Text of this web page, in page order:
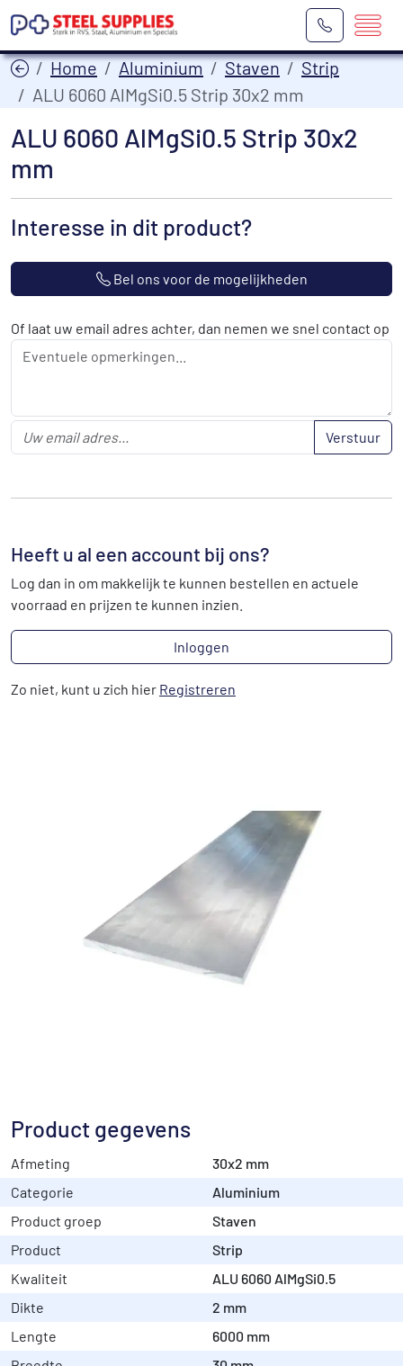
Home Aluminium Staven
Strip
ALU 6060 AlMgSi0.5 Strip 30x2 mm
ALU 6060 AlMgSi0.5 Strip 30x2
mm
Product gegevens
Afmeting
30x2 mm
Categorie
Aluminium
Product groep
Staven
Product
Strip
Kwaliteit
ALU 6060 AlMgSi0.5
Dikte
2 mm
Lengte
6000 mm
Interesse in dit product?
Bel ons voor de mogelijkheden
Of laat uw email adres achter, dan nemen we snel contact op
Verstuur
Heeft u al een account bij ons?
Log dan in om makkelijk te kunnen bestellen en actuele
voorraad en prijzen te kunnen inzien.
Inloggen
Zo niet, kunt u zich hier Registreren